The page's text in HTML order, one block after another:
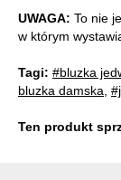
UWAGA: To nie
w którym
Tagi: #bluzka
bluzka damska,
Ten produkt